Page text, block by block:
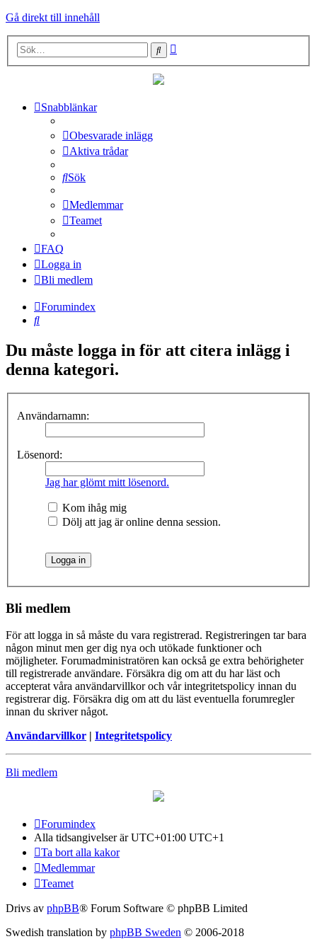
Gå direkt till innehåll
Sök
Snabblänkar
Obesvarade inlägg
Aktiva trådar
Sök
Medlemmar
Teamet
FAQ
Logga in
Bli medlem
Forumindex
Sök
Du måste logga in för att citera inlägg i
denna kategori.
Användarnamn:
Lösenord:
Jag har glömt mitt lösenord.
Kom ihåg mig
Dölj att jag är online denna session.
Bli medlem
För att logga in så måste du vara registrerad. Registreringen tar bara
någon minut men ger dig nya och utökade funktioner och
möjligheter. Forumadministratören kan också ge extra behörigheter
till registrerade användare. Försäkra dig om att du har läst och
accepterat våra användarvillkor och vår integritetspolicy innan du
registrerar dig. Försäkra dig om att du läst eventuella forumregler
innan du skriver något.
Användarvillkor | Integritetspolicy
Bli medlem
Forumindex
Alla tidsangivelser är UTC+01:00 UTC+1
Ta bort alla kakor
Medlemmar
Teamet
Drivs av phpBB® Forum Software © phpBB Limited
Swedish translation by phpBB Sweden © 2006-2018